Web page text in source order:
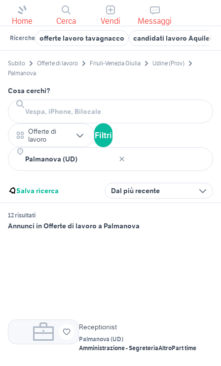
Home Cerca Vendi Messaggi
Ricerche offerte lavoro tavagnacco candidati lavoro Aquileia
Subito Offerte di lavoro Friuli-Venezia Giulia
Udine (Prov)
Palmanova
Cosa cerchi?
Offerte di
lavoro
Filtri
Salva ricerca Dal più recente
12 risultati
Annunci in Offerte di lavoro a Palmanova
Receptionist
Palmanova (UD)
Amministrazione - SegreteriaAltroPart time